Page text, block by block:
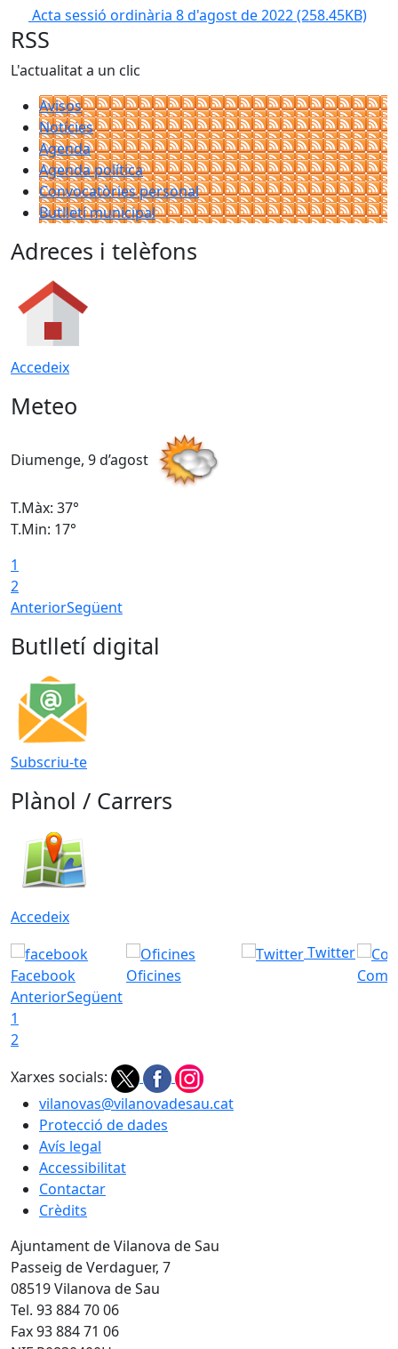
Acta sessió ordinària 8 d'agost de 2022(258.45KB)
RSS
L'actualitat a un clic
Avisos
Notícies
Agenda
Agenda política
Convocatòries personal
Butlletí municipal
Adreces i telèfons
Accedeix
Meteo
Diumenge, 9 d’agost
T.Màx: 37°
T.Min: 17°
1
2
AnteriorSegüent
Butlletí digital
Subscriu-te
Plànol / Carrers
Accedeix
Facebook Oficines
Twitter
Com
AnteriorSegüent
1
2
Xarxes socials:
vilanovas@vilanovadesau.cat
Protecció de dades
Avís legal
Accessibilitat
Contactar
Crèdits
Ajuntament de Vilanova de Sau
Passeig de Verdaguer, 7
08519 Vilanova de Sau
Tel. 93 884 70 06
Fax 93 884 71 06